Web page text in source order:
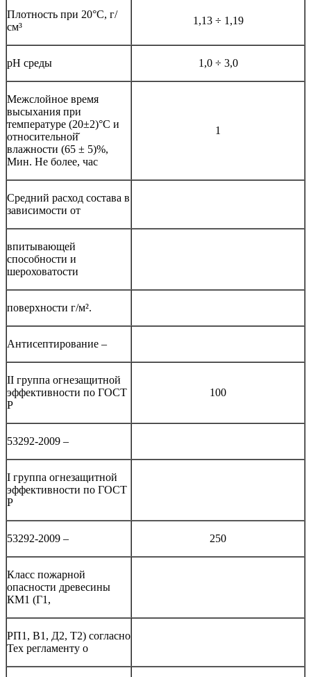
Плотность при 20°С, г/
см³
1,13 ÷ 1,19
рН среды 1,0 ÷ 3,0
Межслойное время
высыхания при
температуре (20±2)°C и
относительной̆
влажности (65 ± 5)%,
Мин. Не более, час
1
Средний расход состава в
зависимости от
впитывающей
способности и
шероховатости
поверхности г/м².
Антисептирование –
II группа огнезащитной
эффективности по ГОСТ
Р
100
53292-2009 –
I группа огнезащитной
эффективности по ГОСТ
Р
53292-2009 – 250
Класс пожарной
опасности древесины
КМ1 (Г1,
РП1, В1, Д2, Т2) согласно
Тех регламенту о